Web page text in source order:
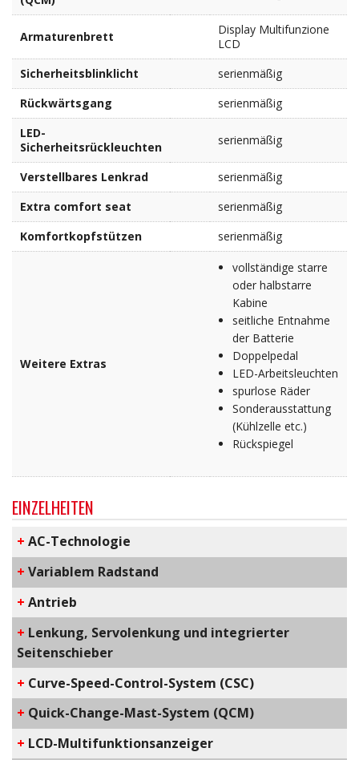
Armaturenbrett
Display Multifunzione
LCD
Sicherheitsblinklicht
serienmäßig
Rückwärtsgang
serienmäßig
LED-
Sicherheitsrückleuchten
serienmäßig
Verstellbares Lenkrad
serienmäßig
Extra comfort seat
serienmäßig
Komfortkopfstützen
serienmäßig
Weitere Extras
vollständige starre
oder halbstarre
Kabine
seitliche Entnahme
der Batterie
Doppelpedal
LED-Arbeitsleuchten
spurlose Räder
Sonderausstattung
(Kühlzelle etc.)
Rückspiegel
EINZELHEITEN
+ AC-Technologie
+ Variablem Radstand
+ Antrieb
+ Lenkung, Servolenkung und integrierter
Seitenschieber
+ C​urve-Speed-Control-System​ (CSC)
+ Q​uick-Change-Mast-System​ (QCM)
+ LCD-Multifunktionsanzeiger